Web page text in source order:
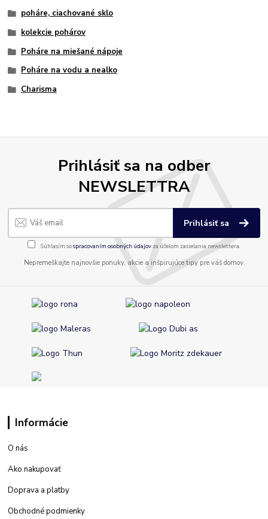
poháre, ciachované sklo
kolekcie pohárov
Poháre na miešané nápoje
Poháre na vodu a nealko
Charisma
Prihlásiť sa na odber
NEWSLETTRA
Prihlásiť sa
Súhlasím sospracovaním osobných údajov za účelom zasielania newslettera.
Nepremeškajte najnovšie ponuky, akcie a inšpirujúce tipy pre váš domov.
Informácie
O nás
Ako nakupovať
Doprava a platby
Obchodné podmienky